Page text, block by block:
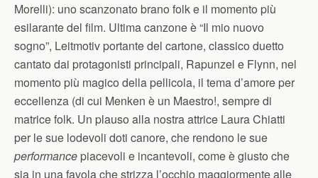
Morelli): uno scanzonato brano folk e il momento più
esilarante del film. Ultima canzone è “Il mio nuovo
sogno”, Leitmotiv portante del cartone, classico duetto
cantato dai protagonisti principali, Rapunzel e Flynn, nel
momento più magico della pellicola, il tema d’amore per
eccellenza (di cui Menken è un Maestro!, sempre di
matrice folk. Un plauso alla nostra attrice Laura Chiatti
per le sue lodevoli doti canore, che rendono le sue
performance piacevoli e incantevoli, come è giusto che
sia in una favola che strizza l’occhio maggiormente alle